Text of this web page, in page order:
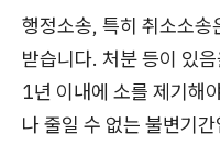
행정소송, 특히 취소소송
받습니다. 처분 등이 있
1년 이내에 소를 제기해
나 줄일 수 없는 불변기